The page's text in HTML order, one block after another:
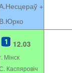
+
В.Юрко
12.03
Мінск
Каспяровіч